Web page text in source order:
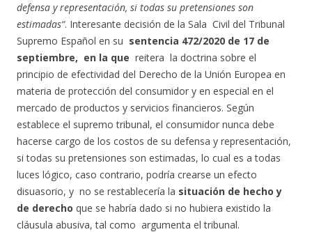
defensa y representación, si todas su pretensiones son
estimadas“. Interesante decisión de la Sala Civil del Tribunal
Supremo Español en su sentencia 472/2020 de 17 de
septiembre, en la que reitera la doctrina sobre el
principio de efectividad del Derecho de la Unión Europea en
materia de protección del consumidor y en especial en el
mercado de productos y servicios financieros. Según
establece el supremo tribunal, el consumidor nunca debe
hacerse cargo de los costos de su defensa y representación,
si todas su pretensiones son estimadas, lo cual es a todas
luces lógico, caso contrario, podría crearse un efecto
disuasorio, y no se restablecería la situación de hecho y
de derecho que se habría dado si no hubiera existido la
cláusula abusiva, tal como argumenta el tribunal.